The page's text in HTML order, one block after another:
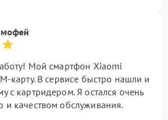
Мой смартфон Xiaomi
карту. В сервисе быстро нашли и
с картридером. Я остался очень
и качеством обслуживания.